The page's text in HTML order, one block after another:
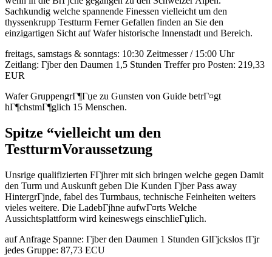
Sachkundig welche spannende Finessen vielleicht um den
thyssenkrupp Testturm Ferner Gefallen finden an Sie den
einzigartigen Sicht auf Wafer historische Innenstadt und Bereich.
freitags, samstags & sonntags: 10:30 Zeitmesser / 15:00 Uhr
Zeitlang: Гјber den Daumen 1,5 Stunden Treffer pro Posten: 219,33
EUR
Wafer GruppengrГ¶Гџe zu Gunsten von Guide betrГ¤gt
hГ¶chstmГ¶glich 15 Menschen.
Spitze “vielleicht um den
TestturmVoraussetzung
Unsrige qualifizierten FГјhrer mit sich bringen welche gegen Damit
den Turm und Auskunft geben Die Kunden Гјber Pass away
HintergrГјnde, fabel des Turmbaus, technische Feinheiten weiters
vieles weitere. Die LadebГјhne aufwГ¤rts Welche
Aussichtsplattform wird keineswegs einschlieГџlich.
auf Anfrage Spanne: Гјber den Daumen 1 Stunden GlГјckslos fГјr
jedes Gruppe: 87,73 ECU